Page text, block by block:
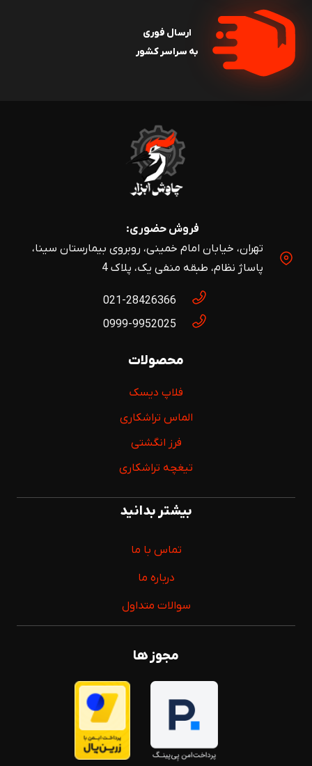
ارسال فوری
به سراسر کشور
فروش حضوری:
تهران، خیابان امام خمینی، روبروی بیمارستان سینا،
پاساژ نظام، طبقه منفی یک، پلاک 4
021-28426366
0999-9952025
محصولات
فلاپ دیسک
الماس تراشکاری
فرز انگشتی
تیغچه تراشکاری
بیشتر بدانید
تماس با ما
درباره ما
سوالات متداول
مجوز ها